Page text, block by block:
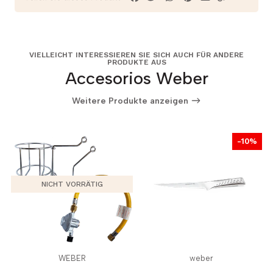
VIELLEICHT INTERESSIEREN SIE SICH AUCH FÜR ANDERE
PRODUKTE AUS
Accesorios Weber
Weitere Produkte anzeigen
NICHT VORRÄTIG
WEBER
-10%
weber